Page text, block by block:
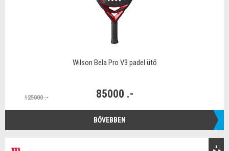
Wilson Bela Pro V3 padel ütő
125000 .- 85000 .-
BŐVEBBEN